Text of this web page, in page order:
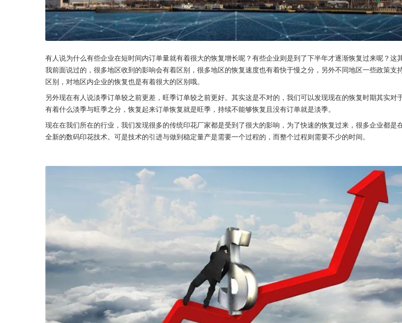
有人说为什么有些企业在短时间内订单量就有着很大的恢复增长呢？有些企业则是到了下半年才逐渐恢复过来呢？这
我前面说过的，很多地区收到的影响会有着区别，很多地区的恢复速度也有着快于慢之分，另外不同地区一些政策支
区别，对地区内企业的恢复也是有着很大的区别哦。
另外现在有人说淡季订单较之前更差，旺季订单较之前更好。其实这是不对的，我们可以发现现在的恢复时期其实对
有着什么淡季与旺季之分，恢复起来订单恢复就是旺季，持续不能够恢复且没有订单就是淡季。
现在在我们所在的行业，我们发现很多的传统印花厂家都是受到了很大的影响，为了快速的恢复过来，很多企业都是
全新的数码印花技术。可是技术的引进与做到稳定量产是需要一个过程的，而整个过程则需要不少的时间。